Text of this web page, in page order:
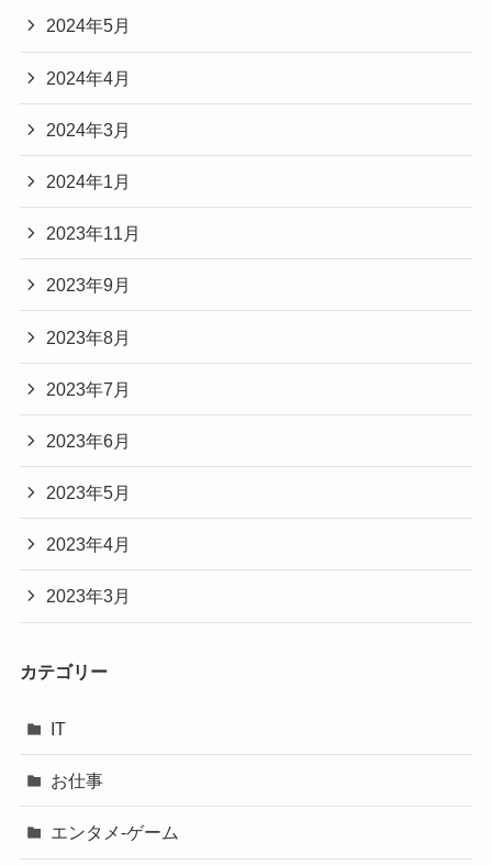
2024年5月
2024年4月
2024年3月
2024年1月
2023年11月
2023年9月
2023年8月
2023年7月
2023年6月
2023年5月
2023年4月
2023年3月
カテゴリー
IT
お仕事
エンタメ-ゲーム